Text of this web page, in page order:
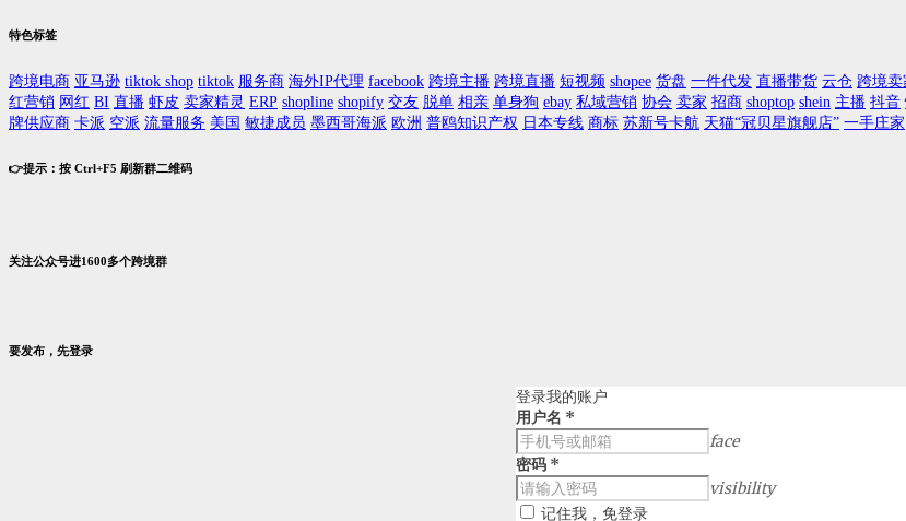
特色标签
跨境电商 亚马逊 tiktok shop tiktok 服务商 海外IP代理 facebook 跨境主播 跨境直播 短视频 shopee 货盘 一件代发 直播带货 云仓 跨境卖
红营销 网红 BI 直播 虾皮 卖家精灵 ERP shopline shopify 交友 脱单 相亲 单身狗 ebay 私域营销 协会 卖家 招商 shoptop shein 主播 抖音
牌供应商 卡派 空派 流量服务 美国 敏捷成员 墨西哥海派 欧洲 普鸥知识产权 日本专线 商标 苏新号卡航 天猫“冠贝星旗舰店” 一手庄家
👉提示：按 Ctrl+F5 刷新群二维码
关注公众号进1600多个跨境群
要发布，先登录
登录我的账户
用户名 *
face
密码 *
visibility
记住我，免登录